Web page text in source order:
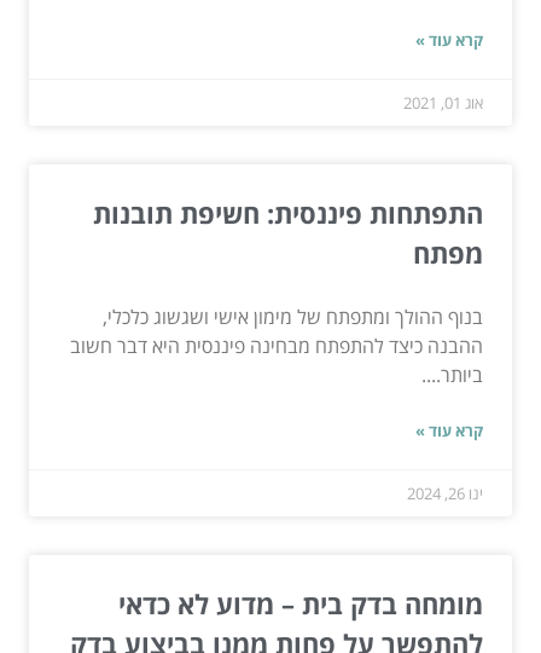
קרא עוד »
אוג 01, 2021
התפתחות פיננסית: חשיפת תובנות
מפתח
בנוף ההולך ומתפתח של מימון אישי ושגשוג כלכלי,
ההבנה כיצד להתפתח מבחינה פיננסית היא דבר חשוב
ביותר....
קרא עוד »
ינו 26, 2024
מומחה בדק בית – מדוע לא כדאי
להתפשר על פחות ממנו בביצוע בדק